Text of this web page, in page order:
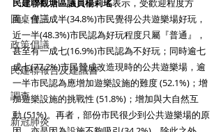
圓桌會議
政策倡議
民建聯報告及建議書
調查
新冠肺炎
民建聯觀塘區議員楊莉瑤表示，受歡迎程度方
面，僅三成半(34.8%)市民覺得公共遊樂場好玩，
近一半(48.3%)市民認為好玩程度只屬『普通』，
甚至有一成七(16.9%)市民認為不好玩；同時逾七
成七(77.2%)市民贊成改造現時的公共遊樂場，逾
一半市民認為應增加遊樂設施的難度 (52.1%)；增
加遊樂設施的挑戰性 (51.8%)；增加與大自然互
動 (51%)。再者，部份市民很少到公共遊樂場的原